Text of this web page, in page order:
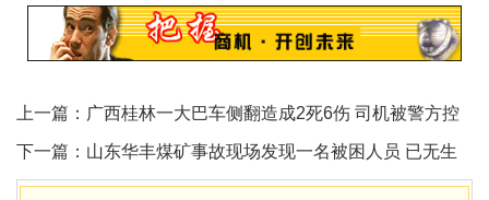
上一篇： 广西桂林一大巴车侧翻造成2死6伤 司机被警方控
制
下一篇： 山东华丰煤矿事故现场发现一名被困人员 已无生
命体征